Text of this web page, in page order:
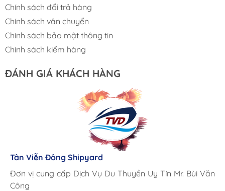
Chính sách đổi trả hàng
Chính sách vận chuyển
Chính sách bảo mật thông tin
Chính sách kiểm hàng
ĐÁNH GIÁ KHÁCH HÀNG
Tân Viễn Đông Shipyard
Đơn vị cung cấp Dịch Vụ Du Thuyền Uy Tín Mr. Bùi Văn
Công
Cung ứng sản phẩm nhanh chóng chuyên nghiệp
Chúng tôi có thể mua những sản phẩm tốt ngay tại Việt
Giá cả hợp lý, giao hàng nhanh chóng